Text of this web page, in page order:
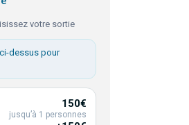
votre sortie
dessus pour
150€
jusqu’à 1 personnes